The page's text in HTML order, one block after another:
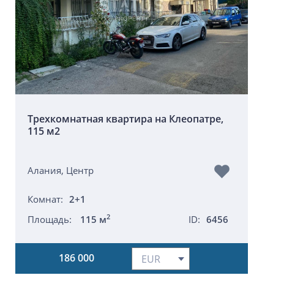
Трехкомнатная квартира на Клеопатре,
115 м2
Алания, Центр
Комнат: 2+1
Площадь:
115 м2 ID: 6456
186 000